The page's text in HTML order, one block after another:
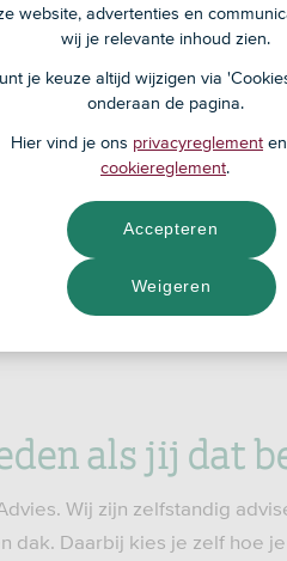
CB
als jij dat
Wij zijn zelfstandig
dak. Daarbij kies je zelf hoe
website, advertenties en
wij je relevante inhoud zien.
je keuze altijd wijzigen via
onderaan de pagina.
Hier vind je ons privacyreglement
cookiereglement.
Weigeren
Accepteren